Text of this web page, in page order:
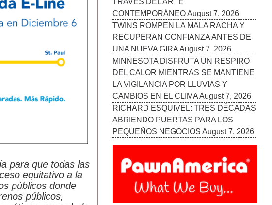
para que todas las
equitativo a la
públicos donde
públicos,
ABRIENDO PUERTAS PARA LOS
PEQUEÑOS NEGOCIOSAugust 7, 2026